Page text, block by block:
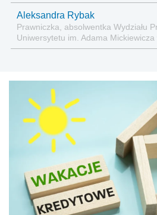
Aleksandra Rybak
Prawniczka, absolwentka Wydziału
Uniwersytetu im. Adama Mickiewicza